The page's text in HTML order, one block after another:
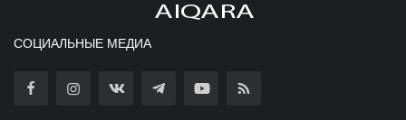
СОЦИАЛЬНЫЕ МЕДИА